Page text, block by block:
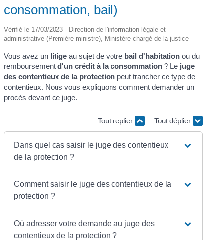
consommation, bail)
Vérifié le 17/03/2023 - Direction de l'information légale et
administrative (Première ministre), Ministère chargé de la justice
Vous avez un litige au sujet de votre bail d'habitation ou du
remboursementd'un crédit à la consommation ? Le juge
des contentieux de la protection peut trancher ce type de
contentieux. Nous vous expliquons comment demander un
procès devant ce juge.
Tout replier Tout déplier
Dans quel cas saisir le juge des contentieux
de la protection ?
Comment saisir le juge des contentieux de la
protection ?
Où adresser votre demande au juge des
contentieux de la protection ?